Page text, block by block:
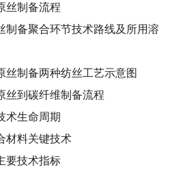
丝制备流程
制备聚合环节技术路线及所用溶
丝制备两种纺丝工艺示意图
丝到碳纤维制备流程
术生命周期
材料关键技术
要技术指标